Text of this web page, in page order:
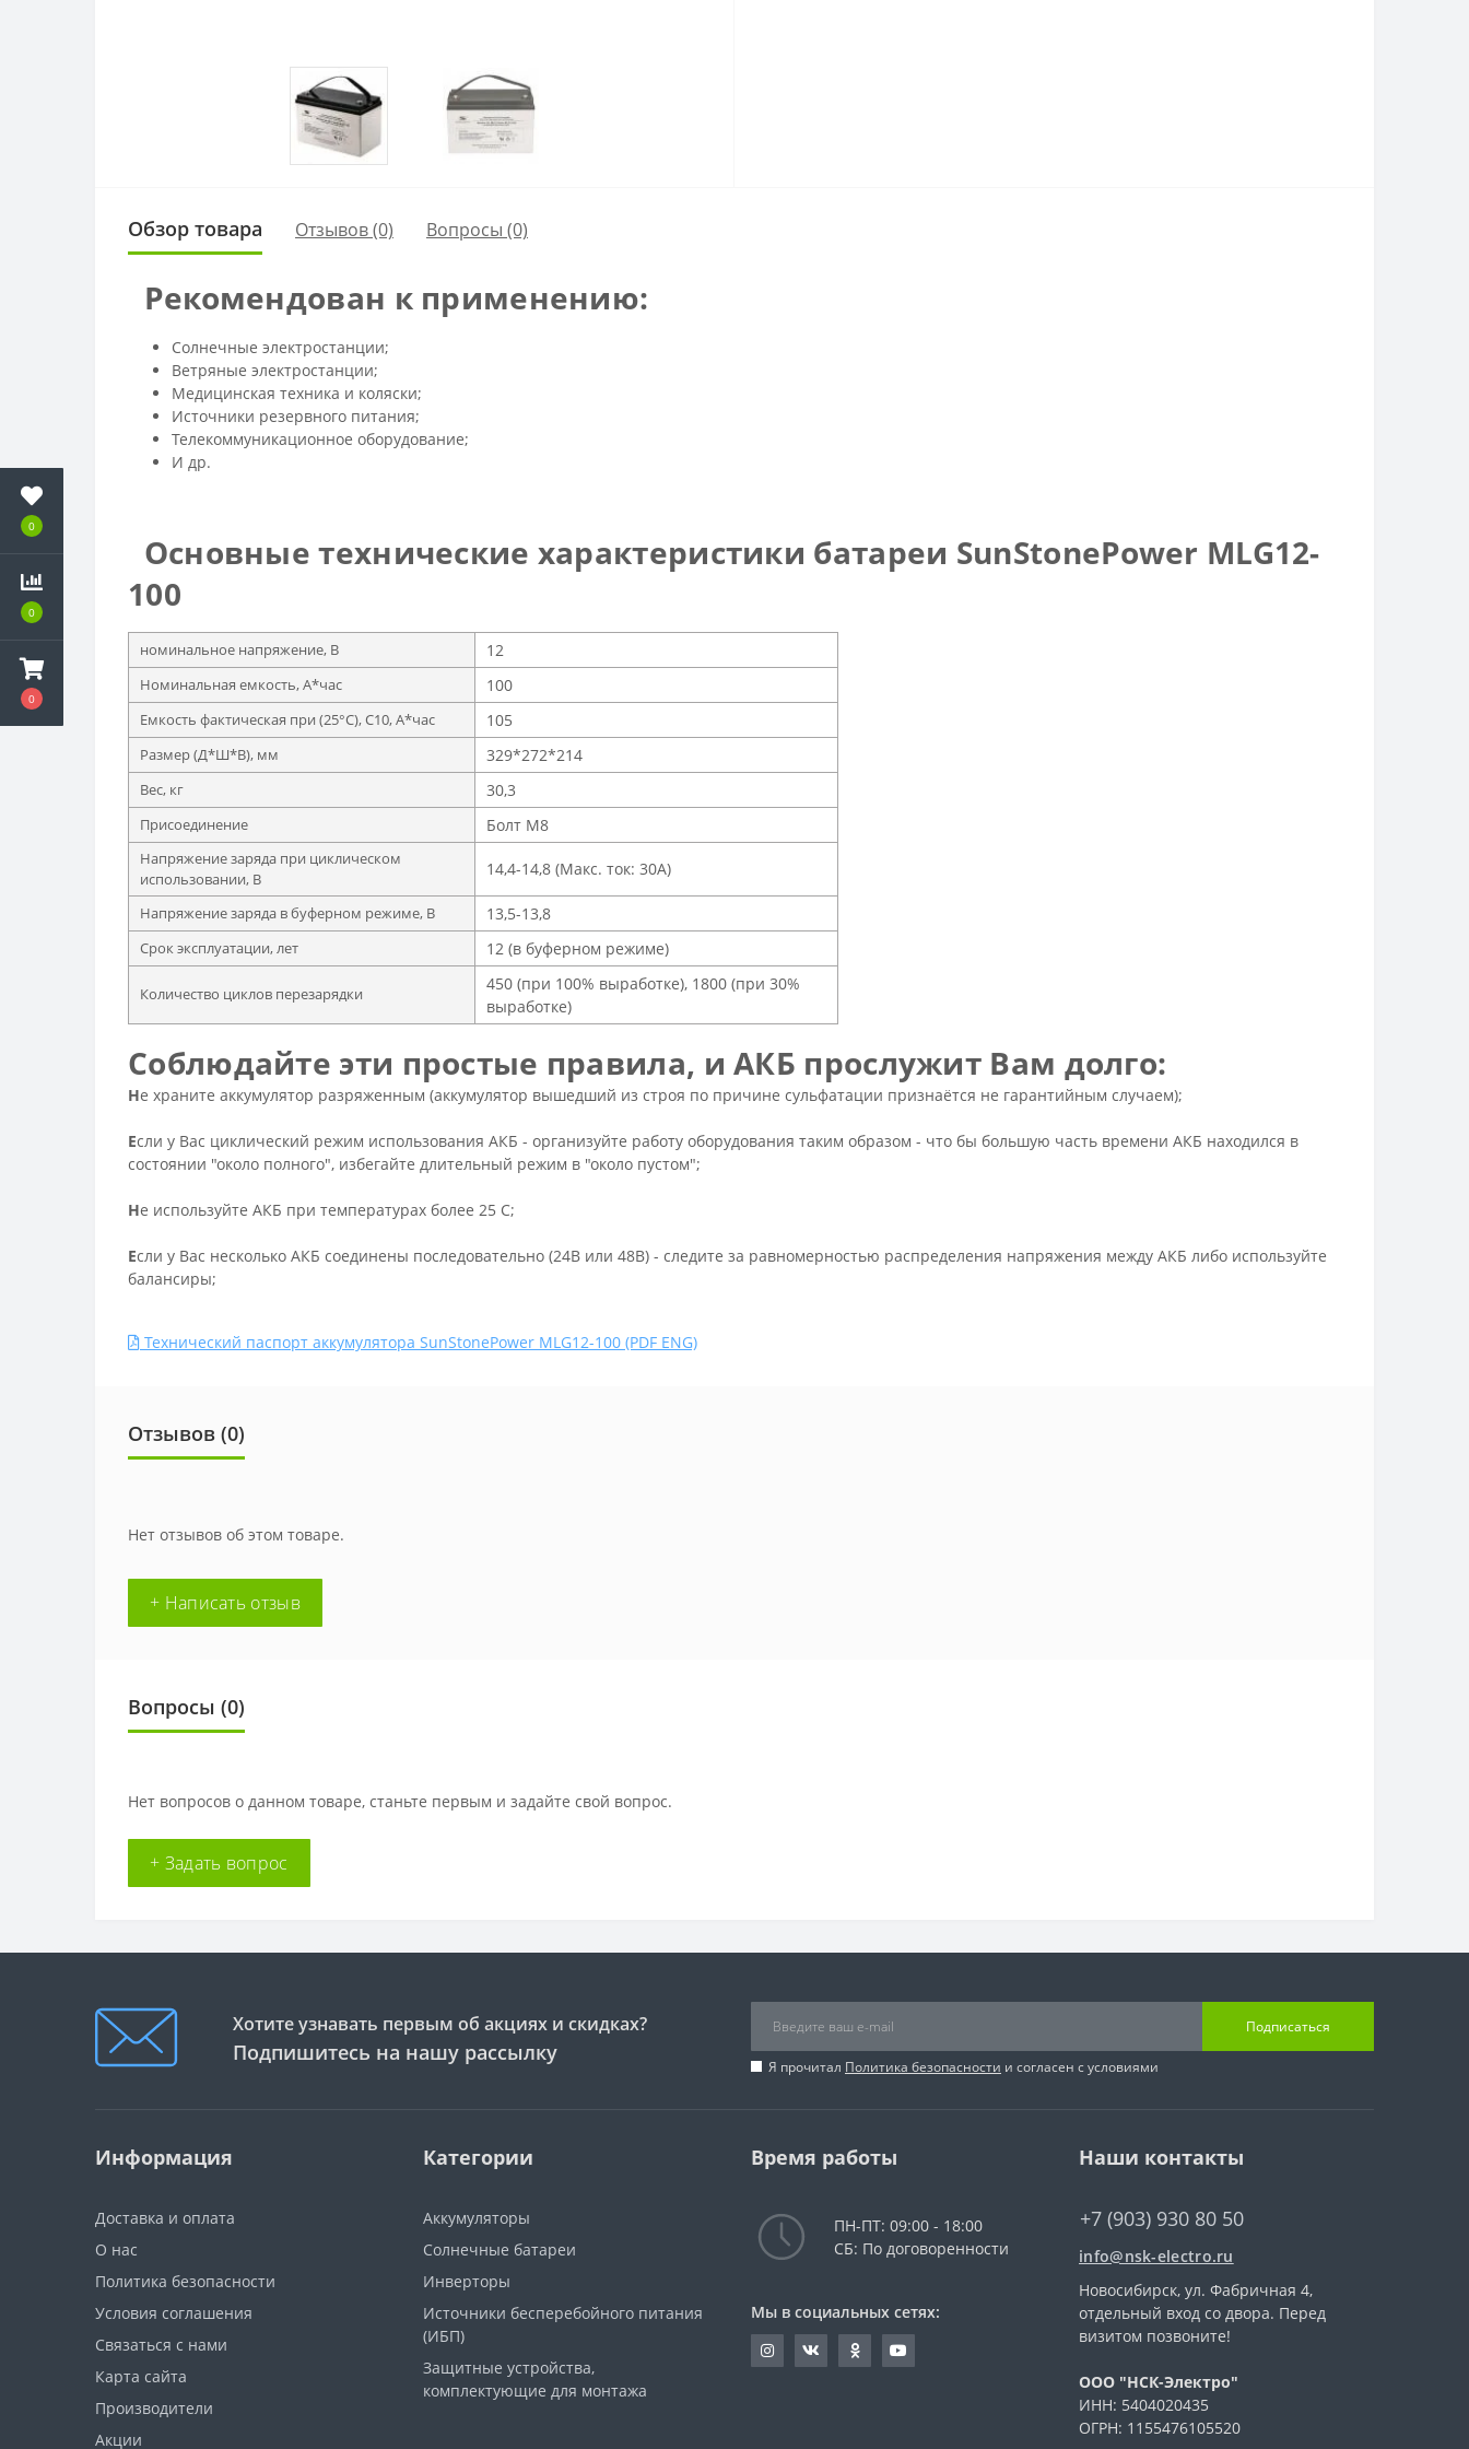
0
0
0
Обзор товара Отзывов (0) Вопросы (0)
Рекомендован к применению:
Солнечные электростанции;
Ветряные электростанции;
Медицинская техника и коляски;
Источники резервного питания;
Телекоммуникационное оборудование;
И др.
Основные технические характеристики батареи SunStonePower MLG12-
100
номинальное напряжение, В 12
Номинальная емкость, А*час 100
Емкость фактическая при (25°C), С10, А*час 105
Размер (Д*Ш*В), мм 329*272*214
Вес, кг 30,3
Присоединение Болт M8
Напряжение заряда при циклическом
использовании, В
14,4-14,8 (Макс. ток: 30A)
Напряжение заряда в буферном режиме, В 13,5-13,8
Срок эксплуатации, лет 12 (в буферном режиме)
Количество циклов перезарядки
450 (при 100% выработке), 1800 (при 30%
выработке)
Соблюдайте эти простые правила, и АКБ прослужит Вам долго:
Не храните аккумулятор разряженным (аккумулятор вышедший из строя по причине сульфатации признаётся не гарантийным случаем);
Если у Вас циклический режим использования АКБ - организуйте работу оборудования таким образом - что бы большую часть времени АКБ находился в
состоянии "около полного", избегайте длительный режим в "около пустом";
Не используйте АКБ при температурах более 25 С;
Если у Вас несколько АКБ соединены последовательно (24В или 48В) - следите за равномерностью распределения напряжения между АКБ либо используйте
балансиры;
Технический паспорт аккумулятора SunStonePower MLG12-100 (PDF ENG)
Отзывов (0)
Нет отзывов об этом товаре.
+ Написать отзыв
Вопросы (0)
Нет вопросов о данном товаре, станьте первым и задайте свой вопрос.
+ Задать вопрос
Хотите узнавать первым об акциях и скидках?
Подпишитесь на нашу рассылку
Подписаться
Я прочитал Политика безопасности и согласен с условиями
Информация
Доставка и оплата
О нас
Политика безопасности
Условия соглашения
Связаться с нами
Карта сайта
Производители
Акции
Категории
Аккумуляторы
Солнечные батареи
Инверторы
Источники бесперебойного питания
(ИБП)
Защитные устройства,
комплектующие для монтажа
Время работы
ПН-ПТ: 09:00 - 18:00
СБ: По договоренности
Мы в социальных сетях:
Наши контакты
+7 (903) 930 80 50
info@nsk-electro.ru
Новосибирск, ул. Фабричная 4,
отдельный вход со двора. Перед
визитом позвоните!
ООО "НСК-Электро"
ИНН: 5404020435
ОГРН: 1155476105520